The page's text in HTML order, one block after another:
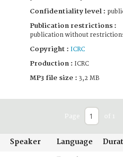
Confidentiality level :
Publication restrictions :
publication without
Copyright : ICRC
Production : ICRC
MP3 file size : 3,2 MB
Page of 1
Speaker Language